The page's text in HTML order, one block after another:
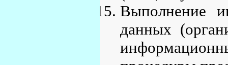
Выполнение
данных